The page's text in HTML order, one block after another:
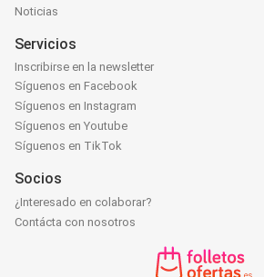
Noticias
Servicios
Inscribirse en la newsletter
Síguenos en Facebook
Síguenos en Instagram
Síguenos en Youtube
Síguenos en TikTok
Socios
¿Interesado en colaborar?
Contácta con nosotros